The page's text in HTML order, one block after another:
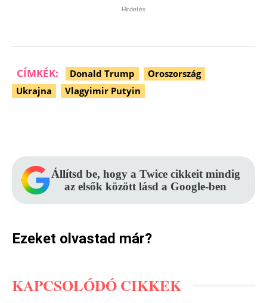
Hirdetés
CÍMKÉK: Donald Trump
Oroszország
Ukrajna
Vlagyimir Putyin
Állítsd be, hogy a Twice cikkeit mindig
az elsők között lásd a Google-ben
Ezeket olvastad már?
KAPCSOLÓDÓ CIKKEK